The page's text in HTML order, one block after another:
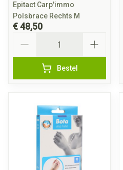
Epitact Carp'immo
Polsbrace Rechts M
€ 48,50
Bestel